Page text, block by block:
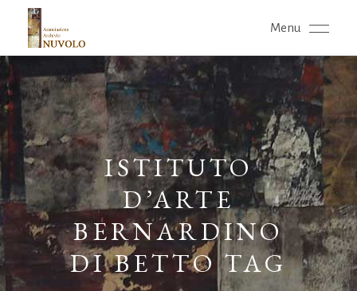
Menu
ISTITUTO
D’ARTE
BERNARDINO
DI BETTO TAG